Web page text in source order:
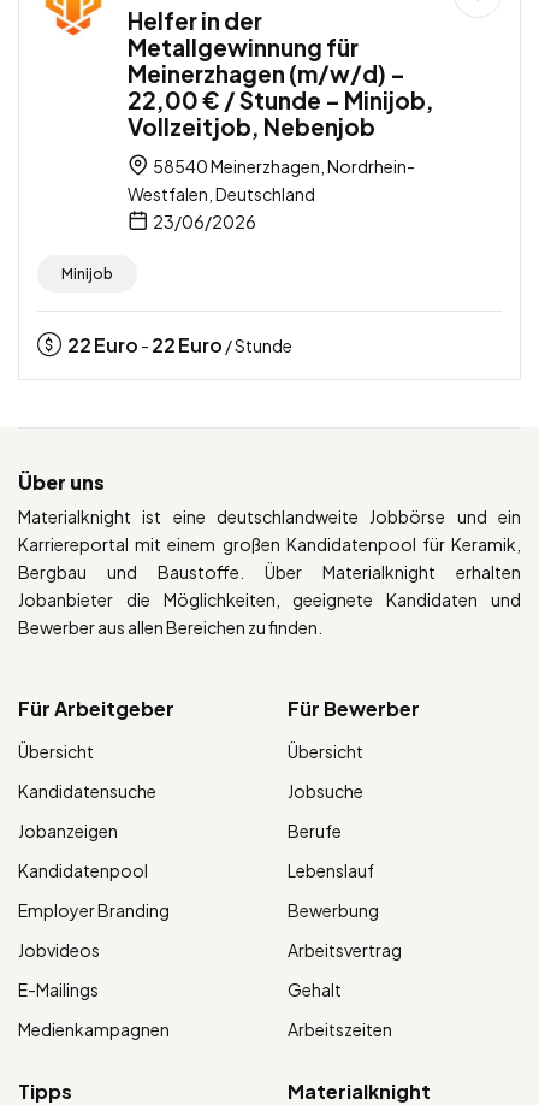
Helfer in der
Metallgewinnung für
Meinerzhagen (m/w/d) –
22,00 € / Stunde – Minijob,
Vollzeitjob, Nebenjob
58540 Meinerzhagen, Nordrhein-
Westfalen, Deutschland
23/06/2026
Minijob
22Euro - 22Euro / Stunde
Über uns
Materialknight ist eine deutschlandweite Jobbörse und ein
Karriereportal mit einem großen Kandidatenpool für Keramik,
Bergbau und Baustoffe. Über Materialknight erhalten
Jobanbieter die Möglichkeiten, geeignete Kandidaten und
Bewerber aus allen Bereichen zu finden.
Für Arbeitgeber
Übersicht
Kandidatensuche
Jobanzeigen
Kandidatenpool
Employer Branding
Jobvideos
E-Mailings
Medienkampagnen
Für Bewerber
Übersicht
Jobsuche
Berufe
Lebenslauf
Bewerbung
Arbeitsvertrag
Gehalt
Arbeitszeiten
Tipps Materialknight